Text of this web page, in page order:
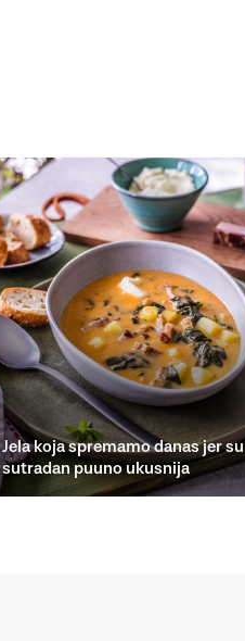
Jela koja spremamo danas jer su
sutradan puuno ukusnija